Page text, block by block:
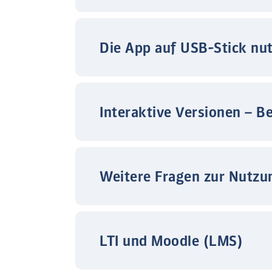
Die App auf USB-Stick
Interaktive Versionen –
Weitere Fragen zur
LTI und Moodle (LMS)